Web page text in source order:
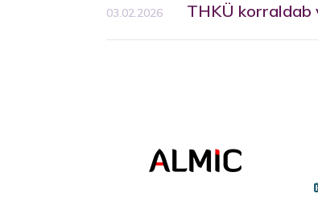
03.02.2026 THKÜ korraldab